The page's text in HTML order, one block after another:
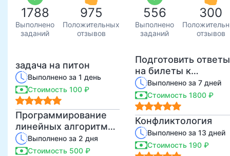
1788
Выполнено
заданий
975
Положительных
отзывов
задача на питон
Выполнено за 1 день
Стоимость 100 ₽
Программирование
линейных алгоритмов
в Pascal и в Python
Выполнено за 2 дня
Стоимость 500 ₽
556
Выполнено
заданий
300
отзывов
Подготовить ответы
на билеты к
промежуточному
экзамену по
возрастной
психологии для 2
курса аспирантуры
Выполнено за 7 дней
Стоимость 1800 ₽
Конфликтология
Выполнено за 13 дней
Стоимость 190 ₽